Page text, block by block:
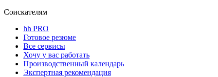
Соискателям
hh PRO
Готовое резюме
Все сервисы
Хочу у вас работать
Производственный календарь
Экспертная рекомендация